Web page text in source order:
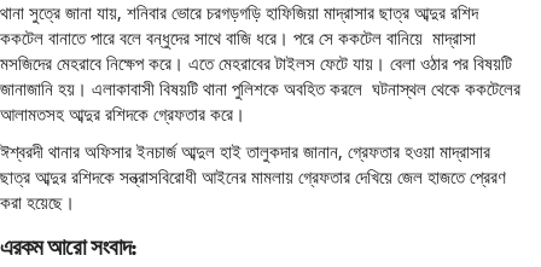
থানা সুত্রে জানা যায়, শনিবার ভোরে চরগড়গড়ি হাফিজিয়া মাদ্রাসার ছাত্র আব্দুর রশিদ
ককটেল বানাতে পারে বলে বন্ধুদের সাথে বাজি ধরে। পরে সে ককটেল বানিয়ে মাদ্রাসা
মসজিদের মেহরাবে নিক্ষেপ করে। এতে মেহরাবের টাইলস ফেটে যায়। বেলা ওঠার পর বিষয়টি
জানাজানি হয়। এলাকাবাসী বিষয়টি থানা পুলিশকে অবহিত করলে ঘটনাস্থল থেকে ককটেলের
আলামতসহ আব্দুর রশিদকে গ্রেফতার করে।
ঈশ্বরদী থানার অফিসার ইনচার্জ আব্দুল হাই তালুকদার জানান, গ্রেফতার হওয়া মাদ্রাসার
ছাত্র আব্দুর রশিদকে সন্ত্রাসবিরোধী আইনের মামলায় গ্রেফতার দেখিয়ে জেল হাজতে প্রেরণ
করা হয়েছে।
এরকম আরো সংবাদ: